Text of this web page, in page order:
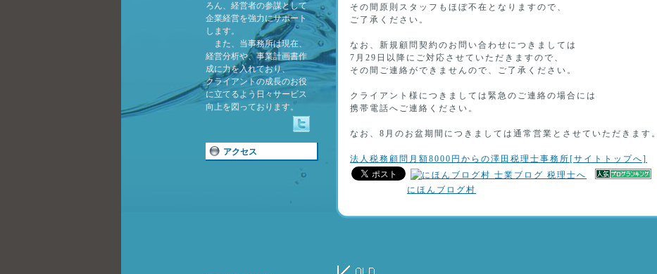
その間原則スタッフもほぼ不在となりますので、
ご了承ください。
なお、新規顧問契約のお問い合わせにつきましては
7月29日以降にご対応させていただきますので、
その間ご連絡ができませんので、ご了承ください。
クライアント様につきましては緊急のご連絡の場合には
携帯電話へご連絡ください。
なお、8月のお盆期間につきましては通常営業とさせていただきます。
法人税務顧問月額8000円からの澤田税理士事務所[サイトトップへ]
にほんブログ村
ろん、経営者の参謀として
企業経営を強力にサポート
します。
また、当事務所は現在、
経営分析や、事業計画書作
成に力を入れており、
クライアントの成長のお役
に立てるよう日々サービス
向上を図っております。
アクセス